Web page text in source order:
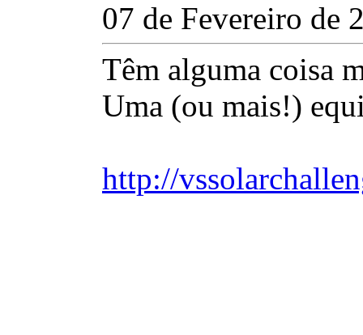
07 de Fevereiro de
Têm alguma coisa
Uma (ou mais!)
http://